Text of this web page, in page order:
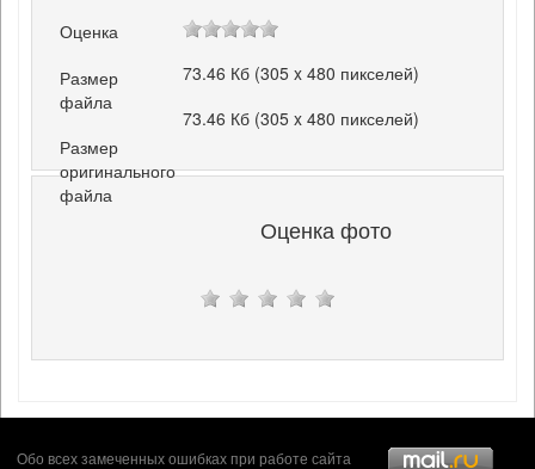
Оценка
Размер
файла
73.46 Кб (305 x 480 пикселей)
Размер
оригинального
файла
73.46 Кб (305 x 480 пикселей)
Оценка фото
Обо всех замеченных ошибках при работе сайта